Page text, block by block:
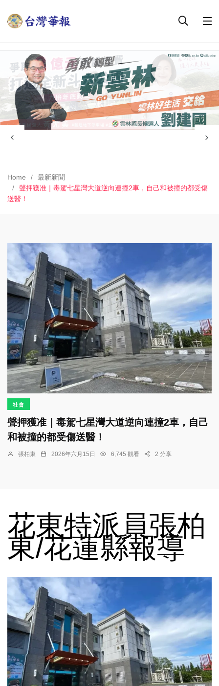
Home
最新新聞
聲押獲准｜毒駕七星灣大道逆向連撞2車，自己和被撞的都受傷
送醫！
社會
聲押獲准｜毒駕七星灣大道逆向連撞2車，自己
和被撞的都受傷送醫！
張柏東 2026年六月15日 6,745 觀看 2 分享
花東特派員張柏
東/花蓮縣報導